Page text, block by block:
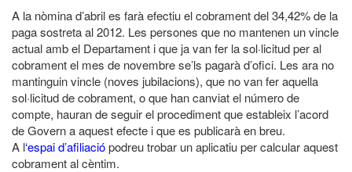
A la nòmina d’abril es farà efectiu el cobrament del 34,42% de la
paga sostreta al 2012. Les persones que no mantenen un vincle
actual amb el Departament i que ja van fer la sol·licitud per al
cobrament el mes de novembre se’ls pagarà d’ofici. Les ara no
mantinguin vincle (noves jubilacions), que no van fer aquella
sol·licitud de cobrament, o que han canviat el número de
compte, hauran de seguir el procediment que estableix l’acord
de Govern a aquest efecte i que es publicarà en breu.
A l‘espai d’afiliaciópodreu trobar un aplicatiu per calcular aquest
cobrament al cèntim.